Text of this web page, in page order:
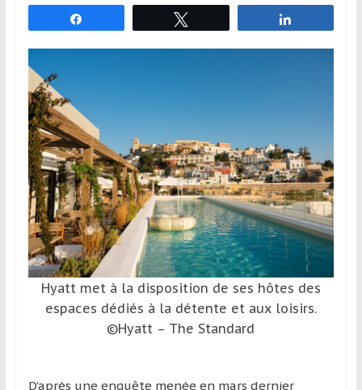
de
sport,
qui
se
déplacent
en
France
l’étranger
pour
assouvir
leur
passion,
tout
profitant
découverte
Hyatt met à la disposition de ses hôtes des
espaces dédiés à la détente et aux loisirs.
©Hyatt – The Standard
D’après une enquête menée en mars dernier